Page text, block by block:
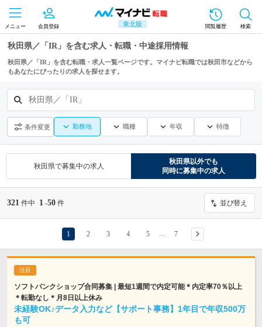
東北版
メニュー 会員登録 閲覧履歴 検索
秋田県／「IR」を含む求人・転職・中途採用情報
秋田県／「IR」を含む転職・求人一覧ページです。マイナビ転職では秋田市などから
もあなたにぴったりの求人を探せます。
秋田県／「IR」
条件変更 勤務地 職種 年収 特徴
秋田県で募集中の求人
秋田県以外でも
同時に募集中の求人
321 件中 1 -50 件 並び替え
1 2 3 4 5 7
ソフトバンクショップ合同募集 | 最短1週間で内定可能＊内定率70％以上
＊転勤なし＊月8日以上休み
未経験OK♪データ入力など【サポート事務】1年目で年収500万
も可